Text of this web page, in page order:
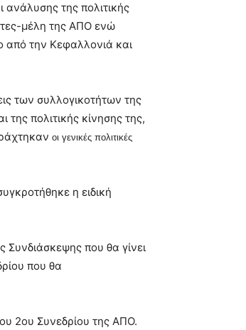
ανάλυσης της πολιτικής
μέλη της ΑΠΟ ενώ
από την Κεφαλλονιά και
των συλλογικοτήτων της
πολιτικής κίνησης της,
οι γενικές πολιτικές
η ειδική
Συνδιάσκεψης που θα γίνει
που θα
2ου Συνεδρίου της ΑΠΟ.